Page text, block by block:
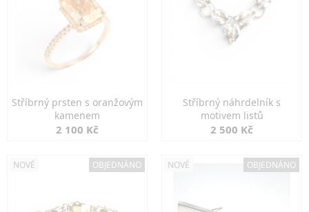
Stříbrný prsten s oranžovým
kamenem
2 100 Kč
Stříbrný náhrdelník s
motivem listů
2 500 Kč
NOVÉ OBJEDNÁNO NOVÉ OBJEDNÁNO